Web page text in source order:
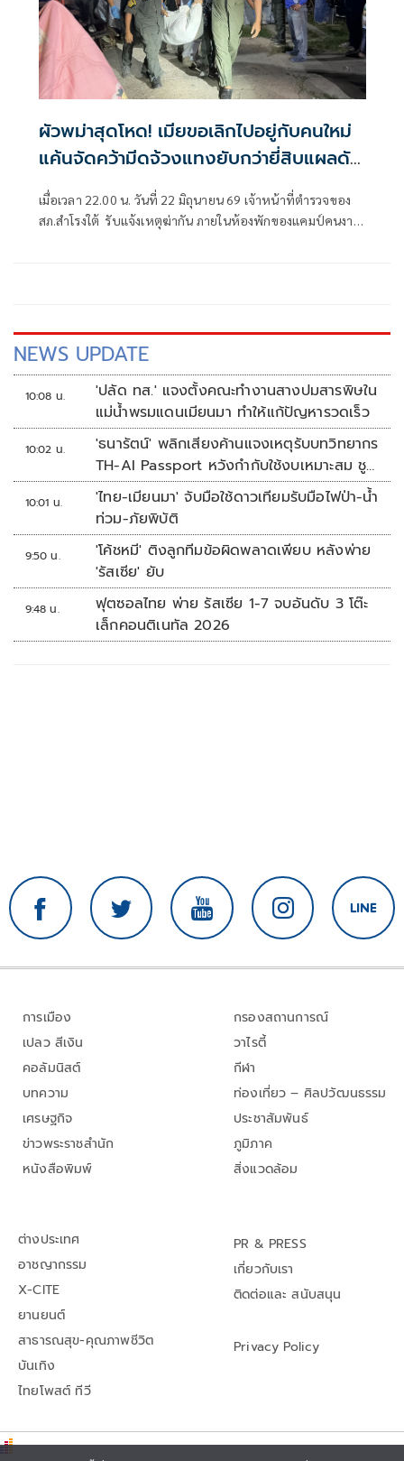
ผัวพม่าสุดโหด! เมียขอเลิกไปอยู่กับคนใหม่
แค้นจัดคว้ามีดจ้วงแทงยับกว่ายี่สิบแผลดับ
คาห้อง
เมื่อเวลา 22.00 น. วันที่ 22 มิถุนายน 69 เจ้าหน้าที่ตำรวจของ
สภ.สำโรงใต้ รับแจ้งเหตุฆ่ากัน ภายในห้องพักของแคมป์คนงาน
NEWS UPDATE
10:08 น.
'ปลัด ทส.' แจงตั้งคณะทำงานสางปมสารพิษใน
แม่น้ำพรมแดนเมียนมา ทำให้แก้ปัญหารวดเร็ว
10:02 น.
'ธนารัตน์' พลิกเสียงค้านแจงเหตุรับบทวิทยากร
TH-AI Passport หวังกำกับใช้งบเหมาะสม ชู
จุดเด่นคนไทยได้ใช้ AI ระดับโปร ลดเหลื่อมล้ำ
ทางเทคโนโลยี เซฟงบไปกว่า900ล้าน เชื่อหาก
ใช้เต็มที่เอกชนขาดทุนย่อยยับ
10:01 น.
'ไทย-เมียนมา' จับมือใช้ดาวเทียมรับมือไฟป่า-น้ำ
ท่วม-ภัยพิบัติ
9:50 น.
'โค้ชหมี' ติงลูกทีมข้อผิดพลาดเพียบ หลังพ่าย
'รัสเซีย' ยับ
9:48 น.
ฟุตซอลไทย พ่าย รัสเซีย 1-7 จบอันดับ 3 โต๊ะ
เล็กคอนติเนทัล 2026
การเมือง
เปลว สีเงิน
คอลัมนิสต์
บทความ
เศรษฐกิจ
ข่าวพระราชสำนัก
หนังสือพิมพ์
กรองสถานการณ์
วาไรตี้
กีฬา
ท่องเที่ยว – ศิลปวัฒนธรรม
ประชาสัมพันธ์
ภูมิภาค
สิ่งแวดล้อม
ต่างประเทศ
อาชญากรรม
X-CITE
ยานยนต์
สาธารณสุข-คุณภาพชีวิต
บันเทิง
ไทยโพสต์ ทีวี
PR & PRESS
เกี่ยวกับเรา
ติดต่อและ สนับสนุน
Privacy Policy